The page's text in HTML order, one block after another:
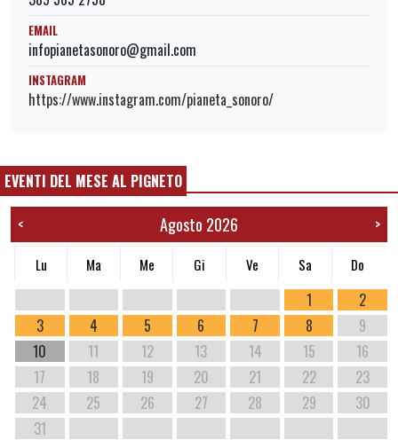
EMAIL
infopianetasonoro@gmail.com
INSTAGRAM
https://www.instagram.com/pianeta_sonoro/
EVENTI DEL MESE AL PIGNETO
< Agosto 2026 >
Lu Ma Me Gi Ve Sa Do
1
2
3
4 5 6 7 8
9
10
11 12 13 14 15
16
17
18 19 20 21 22
23
24
25 26 27 28 29
30
31